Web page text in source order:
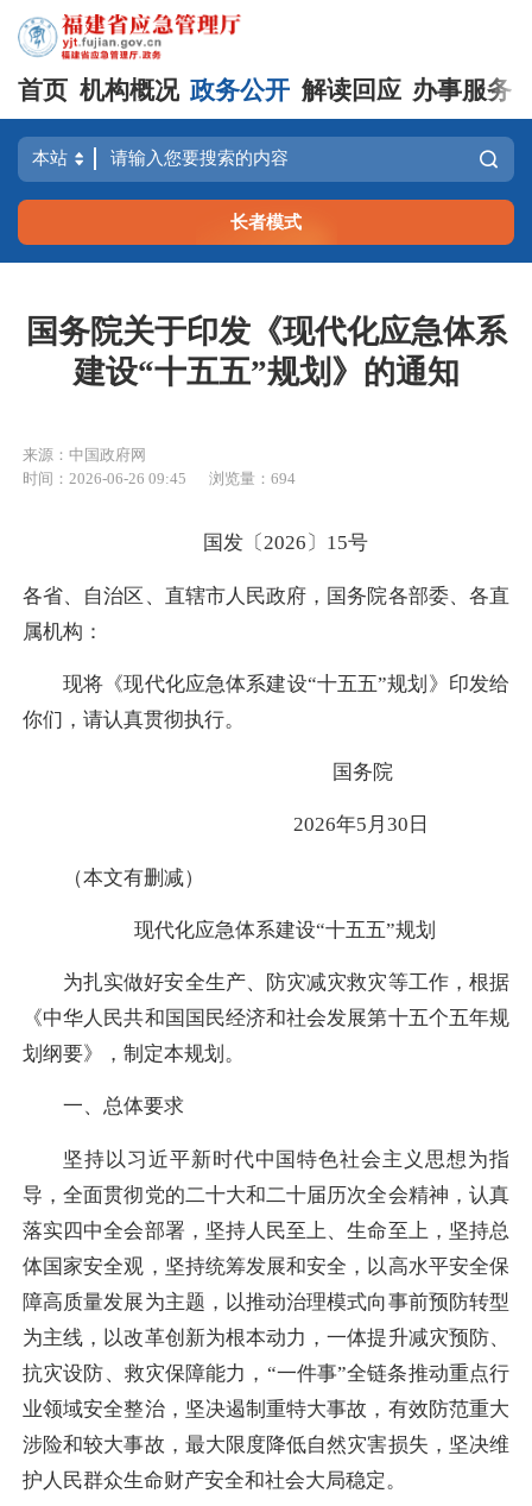
首页 机构概况 政务公开 解读回应 办事服务
长者模式
国务院关于印发《现代化应急体系
建设“十五五”规划》的通知
来源：中国政府网
时间：2026-06-26 09:45
浏览量：694
国发〔2026〕15号
各省、自治区、直辖市人民政府，国务院各部委、各直
属机构：
现将《现代化应急体系建设“十五五”规划》印发给
你们，请认真贯彻执行。
国务院
2026年5月30日
（本文有删减）
现代化应急体系建设“十五五”规划
为扎实做好安全生产、防灾减灾救灾等工作，根据
《中华人民共和国国民经济和社会发展第十五个五年规
划纲要》，制定本规划。
一、总体要求
坚持以习近平新时代中国特色社会主义思想为指
导，全面贯彻党的二十大和二十届历次全会精神，认真
落实四中全会部署，坚持人民至上、生命至上，坚持总
体国家安全观，坚持统筹发展和安全，以高水平安全保
障高质量发展为主题，以推动治理模式向事前预防转型
为主线，以改革创新为根本动力，一体提升减灾预防、
抗灾设防、救灾保障能力，“一件事”全链条推动重点行
业领域安全整治，坚决遏制重特大事故，有效防范重大
涉险和较大事故，最大限度降低自然灾害损失，坚决维
护人民群众生命财产安全和社会大局稳定。